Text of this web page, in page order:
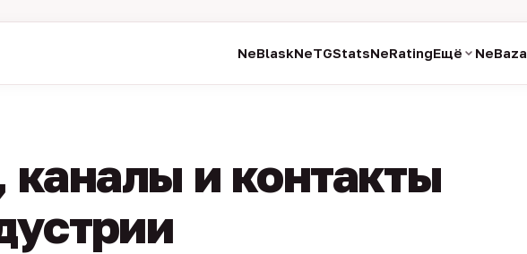
NeBlaskNeTGStatsNeRatingЕщё NeBaza
каналы и контакты